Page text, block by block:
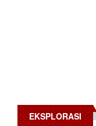
EKSPLORASI